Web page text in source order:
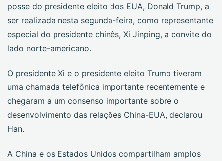
posse do presidente eleito dos EUA, Donald Trump, a
ser realizada nesta segunda-feira, como representante
especial do presidente chinês, Xi Jinping, a convite do
lado norte-americano.
O presidente Xi e o presidente eleito Trump tiveram
uma chamada telefônica importante recentemente e
chegaram a um consenso importante sobre o
desenvolvimento das relações China-EUA, declarou
Han.
A China e os Estados Unidos compartilham amplos